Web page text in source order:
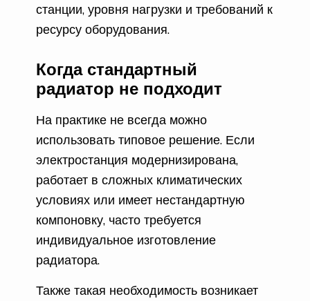
станции, уровня нагрузки и требований к
ресурсу оборудования.
Когда стандартный
радиатор не подходит
На практике не всегда можно
использовать типовое решение. Если
электростанция модернизирована,
работает в сложных климатических
условиях или имеет нестандартную
компоновку, часто требуется
индивидуальное изготовление
радиатора.
Также такая необходимость возникает